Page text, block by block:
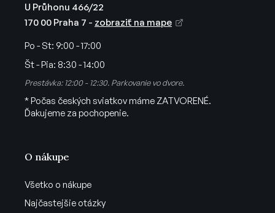
i
s
O nákupe
Všetko o nákupe
Najčastejšie otázky
U Průhonu 466/22
170 00 Praha 7 - zobraziť na mape
Po - St: 9:00 - 17:00
Št - Pia: 8:30 - 14:00
Prestávka: 12:00 - 12:30. Parkovanie vo dvore.
* Počas českých sviatkov máme ZATVORENÉ.
Ďakujeme za pochopenie.